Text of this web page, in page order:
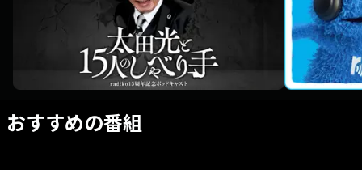
おすすめの番組